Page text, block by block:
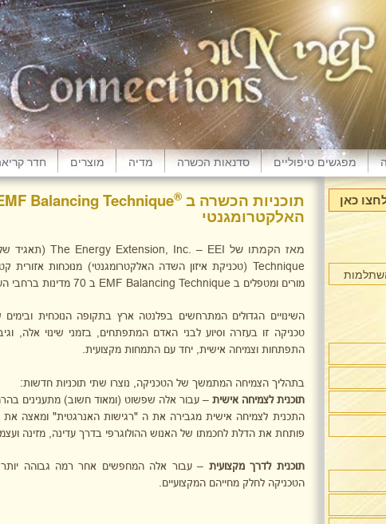
מפגשים טיפוליים סדנאות הכשרה מדיה מוצרים חדר
תוכניות הכשרה ב®
האלקטרומגנטי
מאז הקמתו של The Energy Extension, Inc. – EEI (תאגיד
Technique (טכניקת איזון השדה האלקטרומגנטי) מנוכחות אזורית
מורים ומטפלים בEMF Balancing Technique ב 70 מדינות ברחבי העולם, ועם ספרי לימוד תקניים ואחידים ב-12 שפות.
השינויים הגדולים המתרחשים בפלנטה ארץ בתקופה הנוכחית
טכניקה זו בעזרה וסיוע לבני האדם המתפתחים, בזמני שינוי אלה,
התפתחות וצמיחה אישית, יחד עם התמחות מקצועית.
בתהליך הצמיחה המתמשך של הטכניקה, נוצרו שתי תוכניות חדשות:
תוכנית לצמיחה אישית – עבור אלה שפשוט (ומאוד חשוב) מתענינים
התכנית לצמיחה אישית מגבירה את ה "רגישות האנרגטית" ומאצה
פותחת את הדלת לחכמתו של האנוש ההולוגרפי בדרך עדינה, מזינה
תוכנית לדרך מקצועית – עבור אלה המחפשים אחר רמה גבוהה יותר
הטכניקה לחלק מחייהם המקצועיים.
כאן